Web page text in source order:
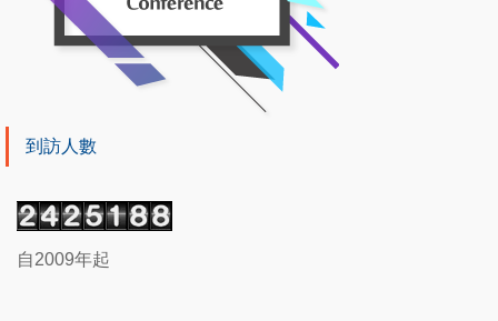
到訪人數
自2009年起